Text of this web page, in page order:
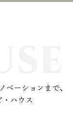
ベーションまで、
・ハウス